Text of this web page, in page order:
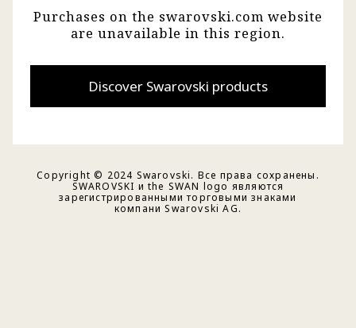
Purchases on the swarovski.com website
are unavailable in this region.
Discover Swarovski products
Copyright © 2024 Swarovski. Все права сохранены.
SWAROVSKI и the SWAN logo являются
зарегистрированными торговыми знаками
компани Swarovski AG.